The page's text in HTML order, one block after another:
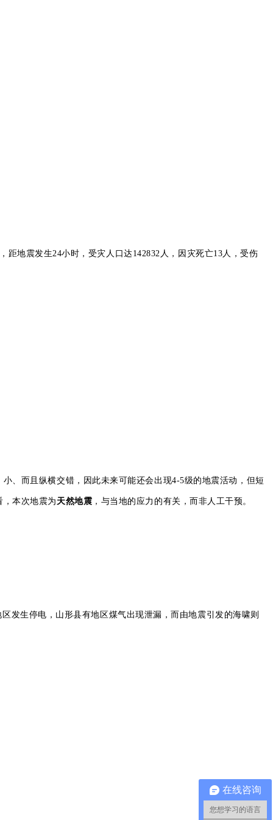
距地震发生24小时 ，受灾人口达142832人，因灾死亡13人，受伤
、而且纵横交错，因此未来可能还会出现4-5级的地震活动，但短
，本次地震为 天然地震 ，与当地的应力的有关，而非人工干预。
发生停电，山形县有地区煤气出现泄漏，而由地震引发的海啸则
在线咨询
您想学习的语言